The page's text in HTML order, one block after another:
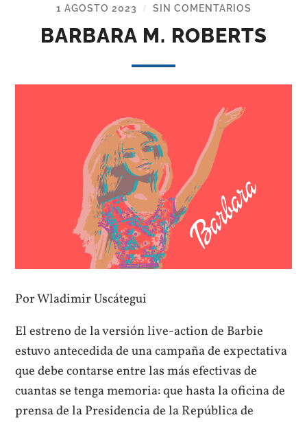
1 AGOSTO 2023 / SIN COMENTARIOS
BARBARA M. ROBERTS
Por Wladimir Uscátegui
El estreno de la versión live-action de Barbie
estuvo antecedida de una campaña de expectativa
que debe contarse entre las más efectivas de
cuantas se tenga memoria: que hasta la oficina de
prensa de la Presidencia de la República de